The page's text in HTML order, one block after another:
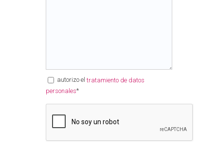
autorizo eltratamiento de datos
personales*